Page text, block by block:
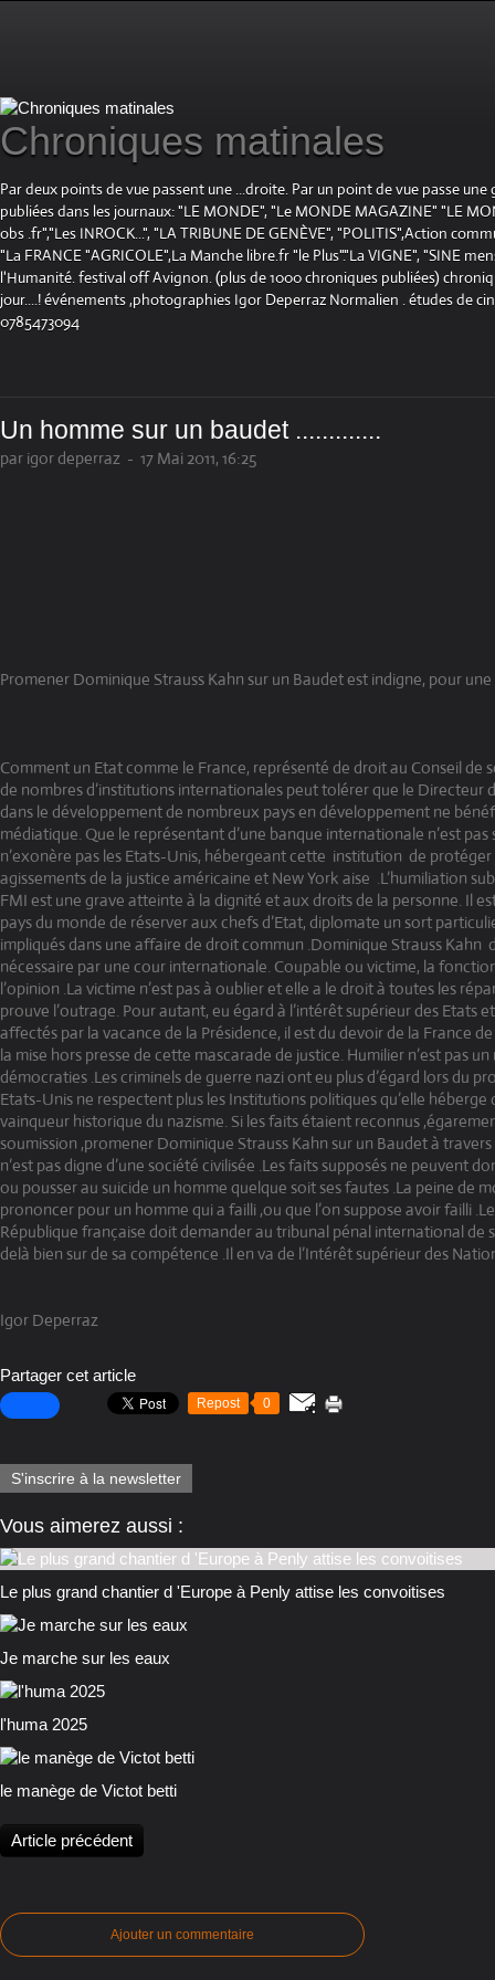
Chroniques matinales
Par deux points de vue passent une ...droite. Par un point de vue passe
publiées dans les journaux: "LE MONDE", "Le MONDE MAGAZINE" "LE
obs .fr","Les INROCK...", "LA TRIBUNE DE GENÈVE", "POLITIS",Action
"La FRANCE "AGRICOLE",La Manche libre.fr "le Plus"."La VIGNE", "SINE
l'Humanité. festival off Avignon. (plus de 1000 chroniques publiées)
jour....! événements ,photographies Igor Deperraz Normalien . études de
0785473094
Un homme sur un baudet .............
par igor deperraz - 17 Mai 2011, 16:25
Promener Dominique Strauss Kahn sur un Baudet est indigne, pour
Comment un Etat comme le France, représenté de droit au Conseil de
de nombres d’institutions internationales peut tolérer que le Directeur
dans le développement de nombreux pays en développement ne
médiatique. Que le représentant d’une banque internationale n’est
n’exonère pas les Etats-Unis, hébergeant cette institution de protéger
agissements de la justice américaine et New York aise .L’humiliation
FMI est une grave atteinte à la dignité et aux droits de la personne. Il
pays du monde de réserver aux chefs d’Etat, diplomate un sort
impliqués dans une affaire de droit commun .Dominique Strauss Kahn
nécessaire par une cour internationale. Coupable ou victime, la
l’opinion .La victime n’est pas à oublier et elle a le droit à toutes les
prouve l’outrage. Pour autant, eu égard à l’intérêt supérieur des Etats
affectés par la vacance de la Présidence, il est du devoir de la France
la mise hors presse de cette mascarade de justice. Humilier n’est pas
démocraties .Les criminels de guerre nazi ont eu plus d’égard lors du
Etats-Unis ne respectent plus les Institutions politiques qu’elle
vainqueur historique du nazisme. Si les faits étaient reconnus
soumission ,promener Dominique Strauss Kahn sur un Baudet à
n’est pas digne d’une société civilisée .Les faits supposés ne peuvent
ou pousser au suicide un homme quelque soit ses fautes .La peine de
prononcer pour un homme qui a failli ,ou que l’on suppose avoir failli
République française doit demander au tribunal pénal international de
delà bien sur de sa compétence .Il en va de l’Intérêt supérieur des
Igor Deperraz
Partager cet article
Repost 0
S'inscrire à la newsletter
Vous aimerez aussi :
Le plus grand chantier d 'Europe à Penly attise les convoitises
Je marche sur les eaux
l'huma 2025
le manège de Victot betti
Article précédent
Ajouter un commentaire